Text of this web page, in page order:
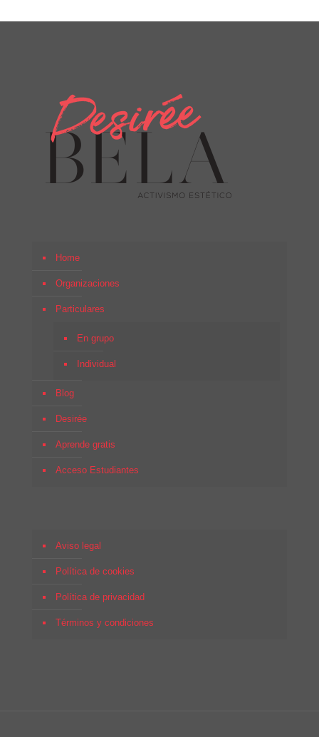
Home
Organizaciones
Particulares
En grupo
Individual
Blog
Desirée
Aprende gratis
Acceso Estudiantes
Aviso legal
Política de cookies
Política de privacidad
Términos y condiciones